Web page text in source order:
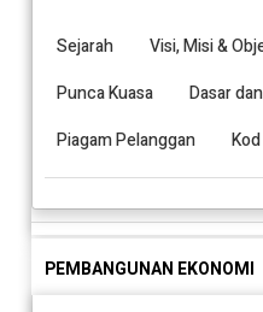
Sejarah Visi, Misi &
Punca Kuasa
Dasar
Piagam Pelanggan
PEMBANGUNAN EKONOMI